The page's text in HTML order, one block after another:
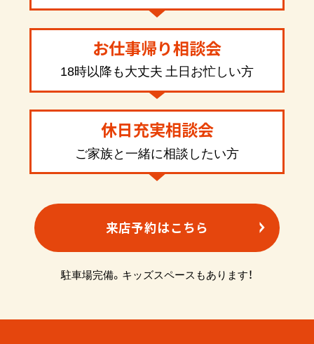
お仕事帰り相談会
18時以降も大丈夫 土日お忙しい方
休日充実相談会
ご家族と一緒に相談したい方
来店予約はこちら
駐車場完備。キッズスペースもあります！